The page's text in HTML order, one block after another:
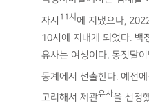
자시 11시 에 지냈으나,
10시에 지내게 되었다. 백
유사는 여성이다. 동짓달
동계에서 선출한다. 예전
고려해서 제관유사을 선정